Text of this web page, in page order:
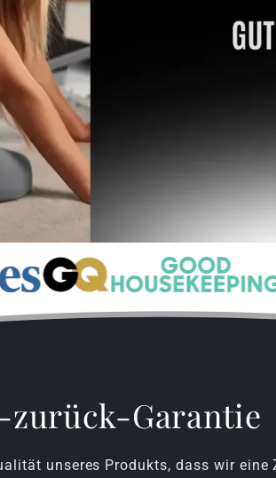
zurück-Garantie
unseres Produkts, dass wir